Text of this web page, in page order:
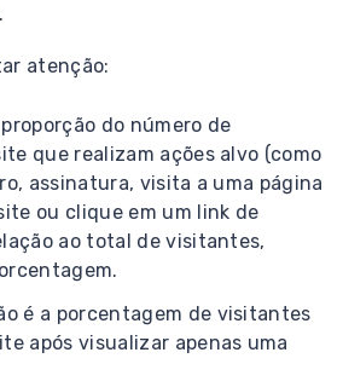
atenção:
do número de
que realizam ações alvo (como
assinatura, visita a uma página
ou clique em um link de
ao total de visitantes,
é a porcentagem de visitantes
após visualizar apenas uma